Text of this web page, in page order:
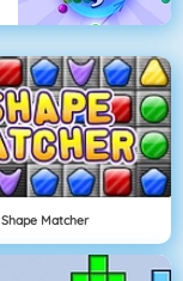
Shape Matcher